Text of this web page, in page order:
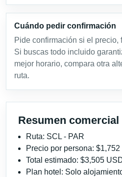
Cuándo pedir confirmación
Pide confirmación si el precio,
Si buscas todo incluido
mejor horario, compara otra
ruta.
Resumen comercial
Ruta: SCL - PAR
Precio por persona: $1,752
Total estimado: $3,505
Plan hotel: Solo